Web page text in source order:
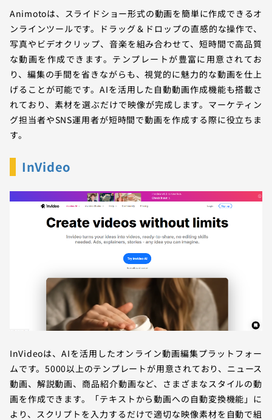
Animotoは、スライドショー形式の動画を簡単に作成できるオ
ンラインツールです。ドラッグ＆ドロップの直感的な操作で、
写真やビデオクリップ、音楽を組み合わせて、短時間で高品質
な動画を作成できます。テンプレートが豊富に用意されてお
り、編集の手間を省きながらも、視覚的に魅力的な動画を仕上
げることが可能です。AIを活用した自動動画作成機能も搭載さ
れており、素材を選ぶだけで映像が完成します。マーケティン
グ担当者やSNS運用者が短時間で動画を作成する際に役立ちま
す。
InVideo
InVideoは、AIを活用したオンライン動画編集プラットフォー
ムです。5000以上のテンプレートが用意されており、ニュース
動画、解説動画、商品紹介動画など、さまざまなスタイルの動
画を作成できます。「テキストから動画への自動変換機能」に
より、スクリプトを入力するだけで適切な映像素材を自動で組